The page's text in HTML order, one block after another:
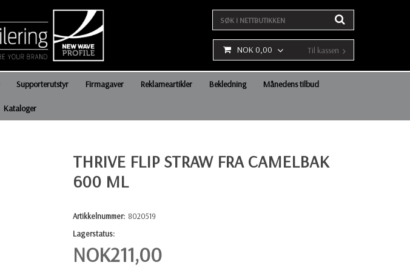
NOK 0,00 Til kassen
Supporterutstyr Firmagaver Reklameartikler Bekledning Månedens tilbud
Kataloger
THRIVE FLIP STRAW FRA CAMELBAK
600 ML
Artikkelnummer: 8020519
Lagerstatus:
NOK211,00